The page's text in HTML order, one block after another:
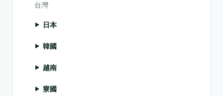
台灣
日本
韓國
越南
寮國